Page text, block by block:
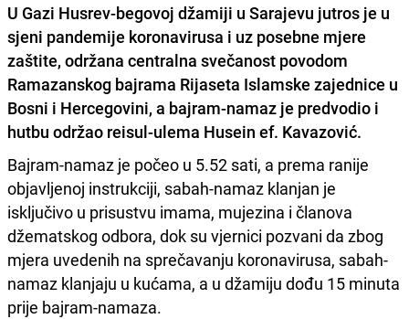
U Gazi Husrev-begovoj džamiji u Sarajevu jutros je u
sjeni pandemije koronavirusa i uz posebne mjere
zaštite, održana centralna svečanost povodom
Ramazanskog bajrama Rijaseta Islamske zajednice u
Bosni i Hercegovini, a bajram-namaz je predvodio i
hutbu održao reisul-ulema Husein ef. Kavazović.
Bajram-namaz je počeo u 5.52 sati, a prema ranije
objavljenoj instrukciji, sabah-namaz klanjan je
isključivo u prisustvu imama, mujezina i članova
džematskog odbora, dok su vjernici pozvani da zbog
mjera uvedenih na sprečavanju koronavirusa, sabah-
namaz klanjaju u kućama, a u džamiju dođu 15 minuta
prije bajram-namaza.